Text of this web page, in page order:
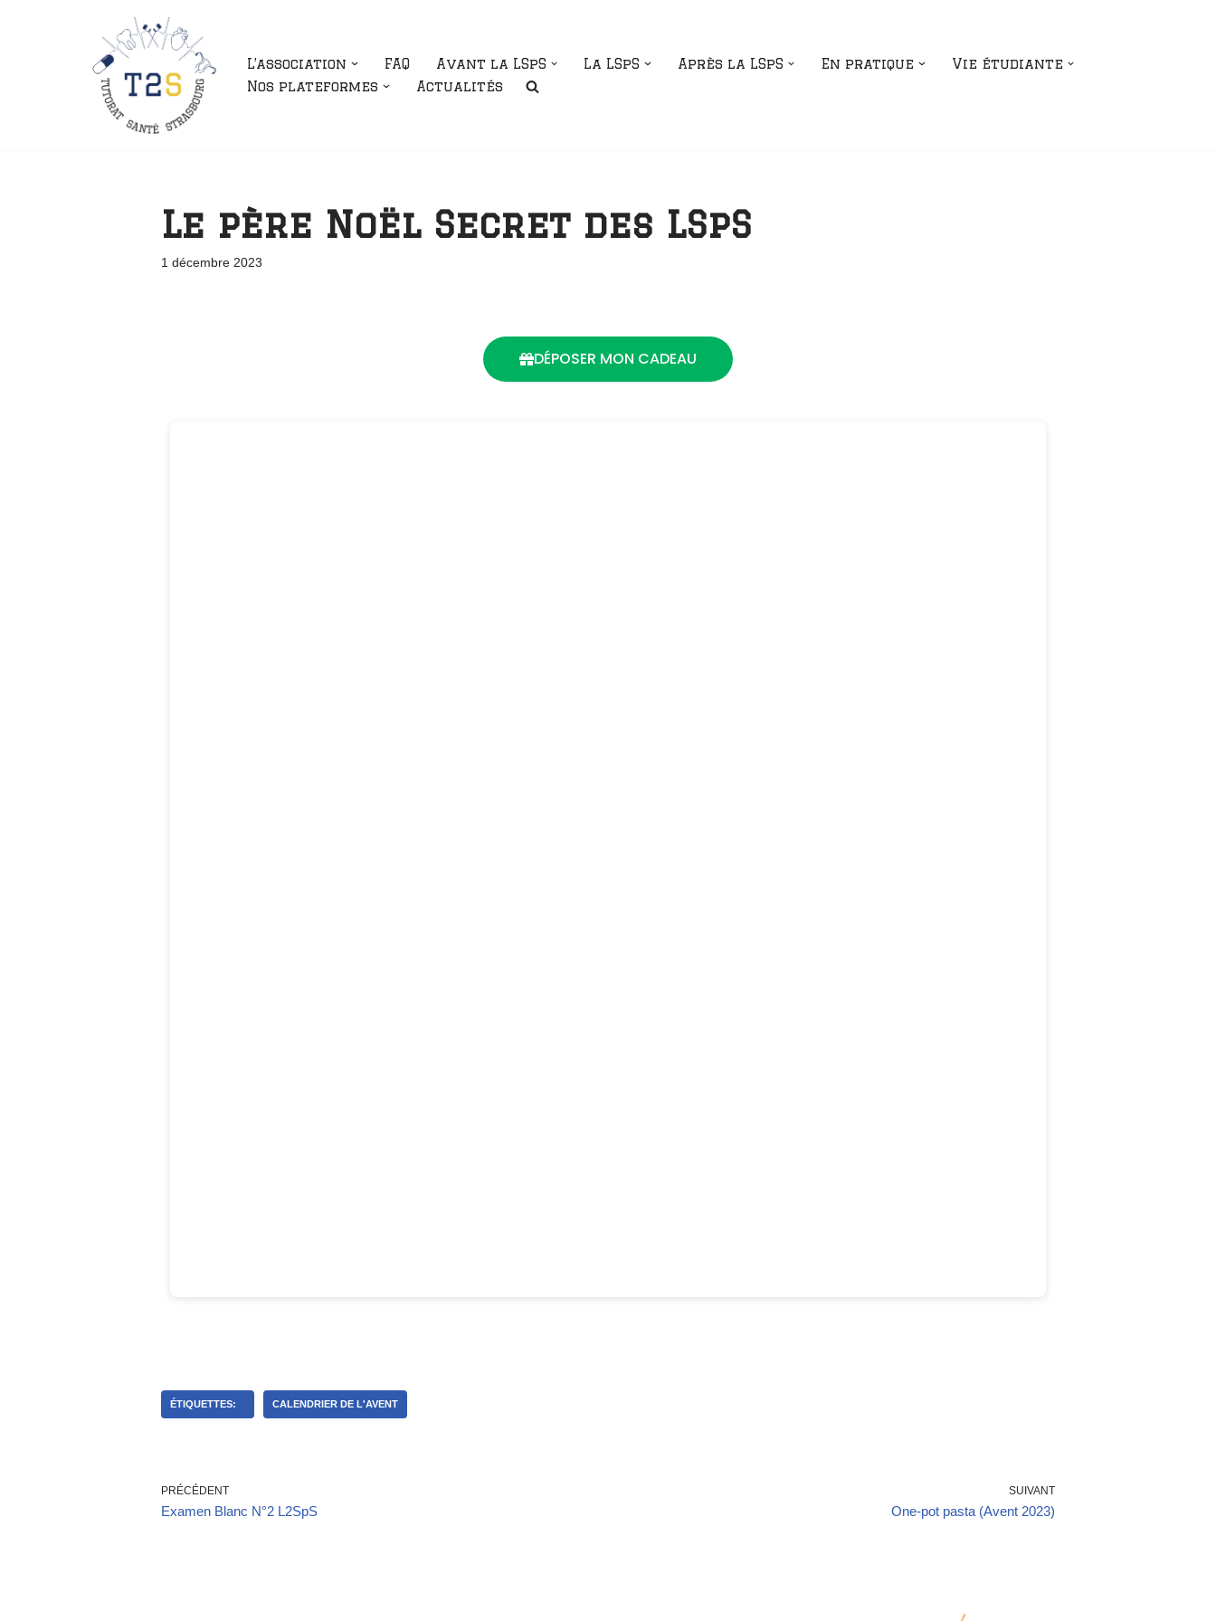
L’association FAQ Avant la LSpS La LSpS Après la LSpS En pratique
Vie étudiante
Nos plateformes
Actualités
Le père Noël Secret des LSpS
1 décembre 2023
DÉPOSER MON CADEAU
ÉTIQUETTES: CALENDRIER DE L'AVENT
PRÉCÉDENT
Examen Blanc N°2 L2SpS
SUIVANT
One-pot pasta (Avent 2023)